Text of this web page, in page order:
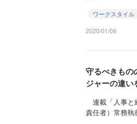
ワークスタイル
2020/01/06
守るべきもの
ジャーの違い
連載「人事と
責任者）常務